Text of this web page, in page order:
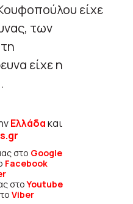
είχε
των
είχε η
Ελλάδακαι
στο Google
Facebook
στοYoutube
Viber